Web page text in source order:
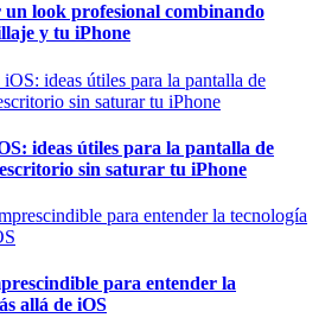
look profesional combinando
y tu iPhone
ideas útiles para la pantalla de
sin saturar tu iPhone
para entender la
allá de iOS